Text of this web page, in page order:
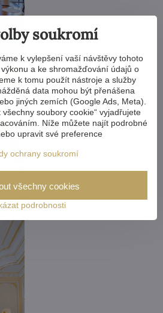
soukromí
k vylepšení vaší návštěvy tohoto
a ke shromažďování údajů o
k tomu použít nástroje a služby
data mohou být přenášena
jiných zemích (Google Ads, Meta).
všechny soubory cookie“ vyjadřujete
Níže můžete najít podrobné
upravit své preference
ochrany soukromí
podrobnosti
všechny cookies